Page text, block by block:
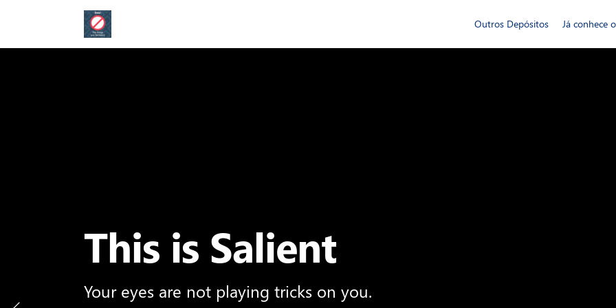
Outros Depósitos Já conhece
This is Salient
Your eyes are not playing tricks on you.